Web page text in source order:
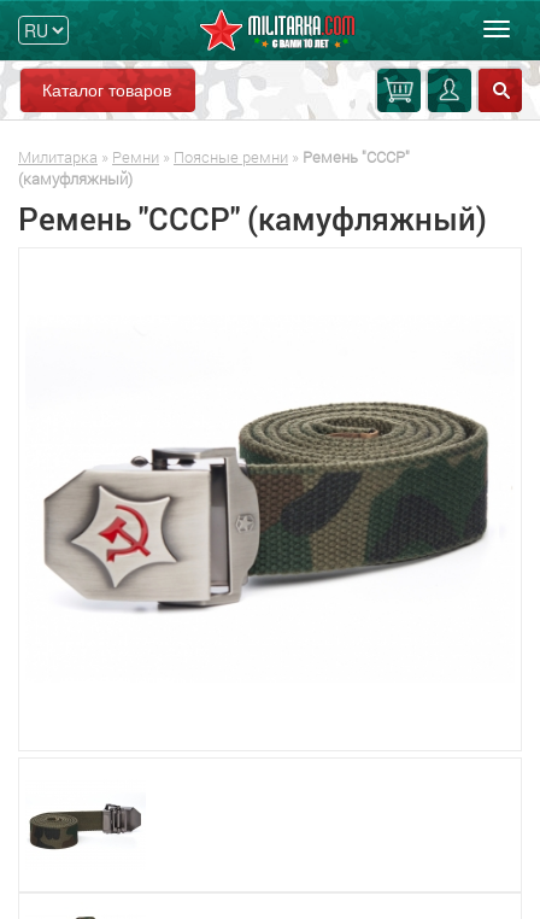
Каталог товаров
Милитарка » Ремни » Поясные ремни » Ремень "СССР"
(камуфляжный)
Ремень "СССР" (камуфляжный)